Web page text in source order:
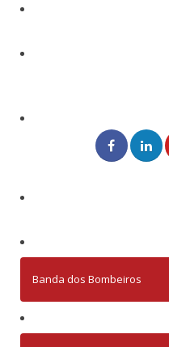
Banda dos Bombeiros